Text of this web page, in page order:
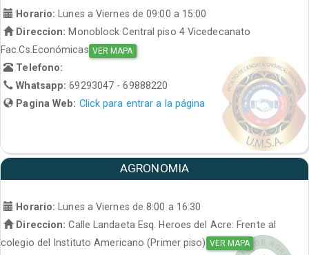
Horario: Lunes a Viernes de 09:00 a 15:00
Direccion: Monoblock Central piso 4 Vicedecanato
Fac.Cs.Económicas VER MAPA
Telefono:
Whatsapp:69293047 - 69888220
Pagina Web: Click para entrar a la página
AGRONOMIA
Horario:
Lunes a Viernes de 8:00 a 16:30
Direccion: Calle Landaeta Esq. Heroes del Acre: Frente al
colegio del Instituto Americano (Primer piso) VER MAPA